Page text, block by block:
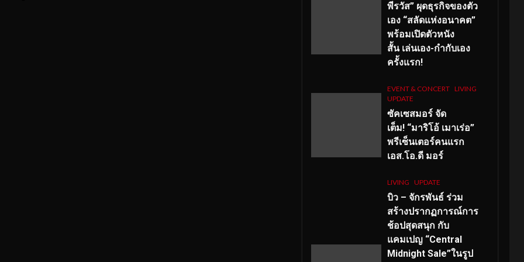
พีรวัส” ผุดธุรกิจของตัว
เอง “สลัดแห่งอนาคต”
พร้อมเปิดตัวหนัง
สั้น เล่นเอง-กำกับเอง
ครั้งแรก!
EVENT & CONCERT LIVING
UPDATE
ซัคเซสมอร์ จัด
เต็ม! “มาริโอ้ เมาเร่อ”
พรีเซ็นเตอร์คนแรก
เอส.โอ.ดี มอร์
LIVING UPDATE
บิว – จักรพันธ์ ร่วม
สร้างปรากฏการณ์การ
ช้อปสุดสนุก กับ
แคมเปญ “Central
Midnight Sale”ในรูป